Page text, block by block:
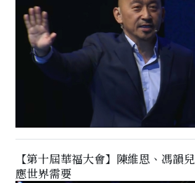
【第十屆華福大會】陳維恩、馮韻
應世界需要